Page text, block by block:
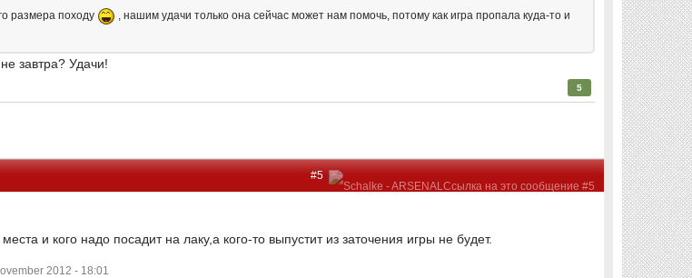
размера походу
, нашим удачи только она сейчас может нам помочь, потому как игра пропала куда-то и
завтра? Удачи!
5
#5
и кого надо посадит на лаку,а кого-то выпустит из заточения игры не будет.
2012 - 18:01